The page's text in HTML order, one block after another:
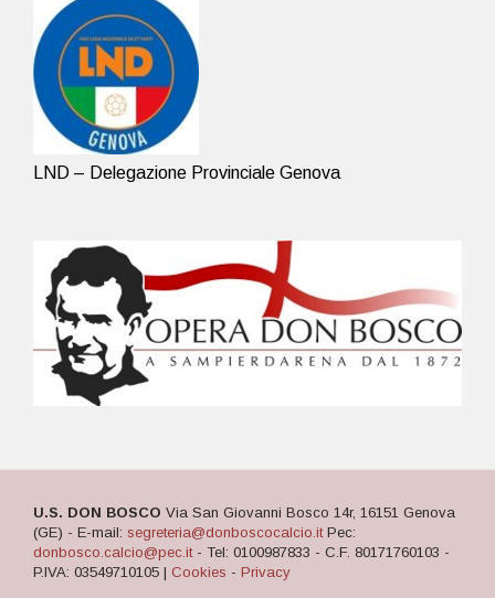
LND – Delegazione Provinciale Genova
U.S. DON BOSCO Via San Giovanni Bosco 14r, 16151 Genova
(GE) - E-mail: segreteria@donboscocalcio.itPec:
donbosco.calcio@pec.it- Tel: 0100987833 - C.F. 80171760103 -
P.IVA: 03549710105 | Cookies - Privacy